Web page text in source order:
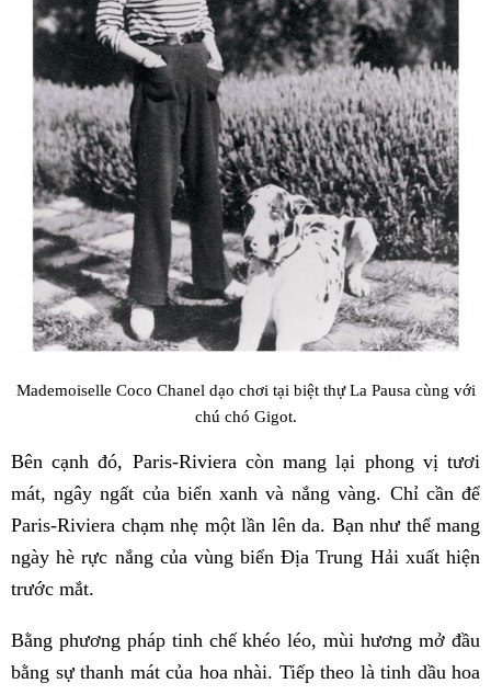
Mademoiselle Coco Chanel dạo chơi tại biệt thự La Pausa cùng với
chú chó Gigot.
Bên cạnh đó, Paris-Riviera còn mang lại phong vị tươi
mát, ngây ngất của biển xanh và nắng vàng. Chỉ cần để
Paris-Riviera chạm nhẹ một lần lên da. Bạn như thể mang
ngày hè rực nắng của vùng biển Địa Trung Hải xuất hiện
trước mắt.
Bằng phương pháp tinh chế khéo léo, mùi hương mở đầu
bằng sự thanh mát của hoa nhài. Tiếp theo là tinh dầu hoa